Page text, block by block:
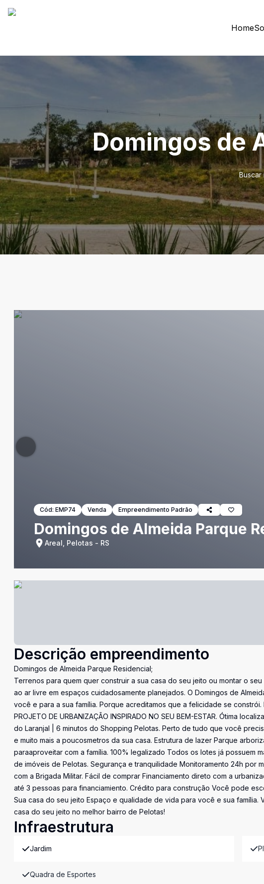
Home
Domingos de
Buscar
Cód: EMP74 Venda Empreendimento Padrão
Domingos de Almeida Parque
Areal, Pelotas - RS
Descrição empreendimento
Domingos de Almeida Parque Residencial;
Terrenos para quem quer construir a sua casa do seu jeito ou montar o
ao ar livre em espaços cuidadosamente planejados. O Domingos de
você e para a sua família. Porque acreditamos que a felicidade se
PROJETO DE URBANIZAÇÃO INSPIRADO NO SEU BEM-ESTAR. Ótima
do Laranjal | 6 minutos do Shopping Pelotas. Perto de tudo que você
e muito mais a poucosmetros da sua casa. Estrutura de lazer Parque
paraaproveitar com a família. 100% legalizado Todos os lotes já possuem
de imóveis de Pelotas. Segurança e tranquilidade Monitoramento 24h por
com a Brigada Militar. Fácil de comprar Financiamento direto com a
até 3 pessoas para financiamiento. Crédito para construção Você pode
Sua casa do seu jeito Espaço e qualidade de vida para você e sua
casa do seu jeito no melhor bairro de Pelotas!
Infraestrutura
Jardim
Quadra de Esportes